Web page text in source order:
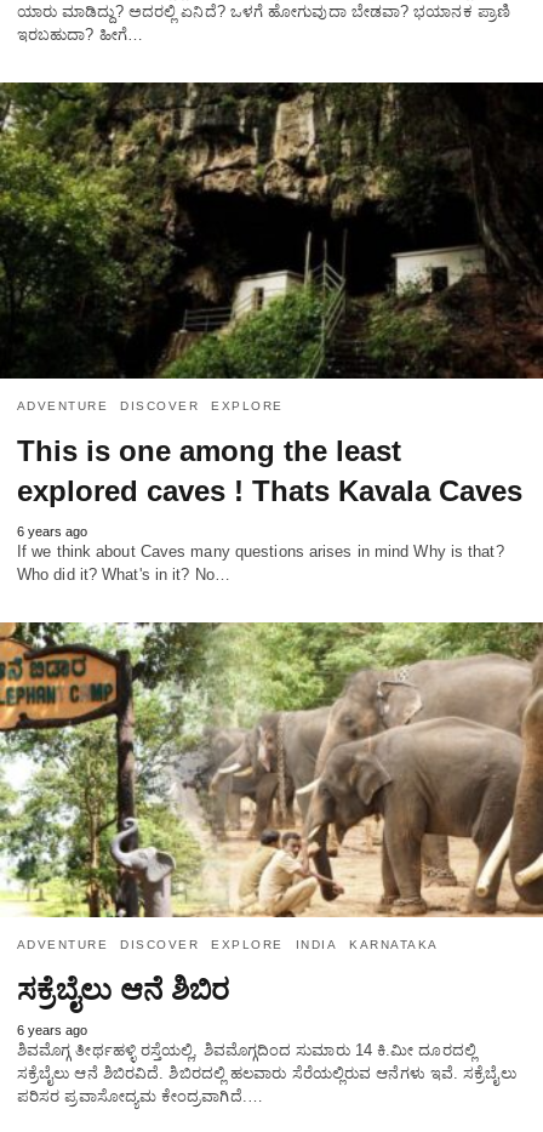
ಯಾರು ಮಾಡಿದ್ದು? ಅದರಲ್ಲಿ ಏನಿದೆ? ಒಳಗೆ ಹೋಗುವುದಾ ಬೇಡವಾ? ಭಯಾನಕ ಪ್ರಾಣಿ
ಇರಬಹುದಾ? ಹೀಗೆ…
ADVENTURE DISCOVER EXPLORE
This is one among the least
explored caves ! Thats Kavala Caves
6 years ago
If we think about Caves many questions arises in mind Why is that?
Who did it? What's in it? No…
ADVENTURE DISCOVER EXPLORE INDIA KARNATAKA
ಸಕ್ರೆಬೈಲು ಆನೆ ಶಿಬಿರ
6 years ago
ಶಿವಮೊಗ್ಗ ತೀರ್ಥಹಳ್ಳಿ ರಸ್ತೆಯಲ್ಲಿ, ಶಿವಮೊಗ್ಗದಿಂದ ಸುಮಾರು 14 ಕಿ.ಮೀ ದೂರದಲ್ಲಿ
ಸಕ್ರೆಬೈಲು ಆನೆ ಶಿಬಿರವಿದೆ. ಶಿಬಿರದಲ್ಲಿ ಹಲವಾರು ಸೆರೆಯಲ್ಲಿರುವ ಆನೆಗಳು ಇವೆ. ಸಕ್ರೆಬೈಲು
ಪರಿಸರ ಪ್ರವಾಸೋದ್ಯಮ ಕೇಂದ್ರವಾಗಿದೆ.…